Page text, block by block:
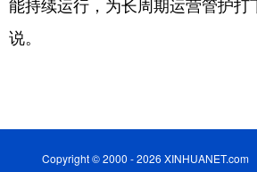
说。
Copyright © 2000 - 2026